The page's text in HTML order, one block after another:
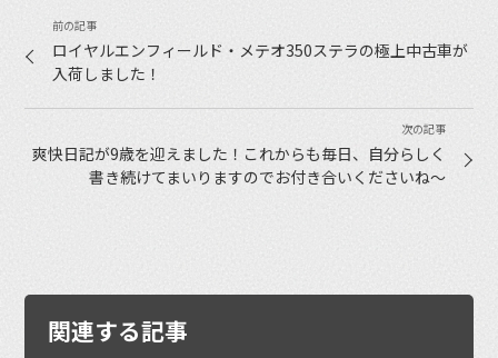
ロイヤルエンフィールド・メテオ350ステラの極上中古車が
入荷しました！
爽快日記が9歳を迎えました！これからも毎日、自分らしく
書き続けてまいりますのでお付き合いくださいね〜
関連する記事